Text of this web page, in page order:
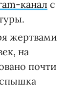
канал с
жертвами
на
почти